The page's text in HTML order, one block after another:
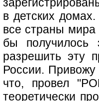
в детских
все страны мира
бы получилось
разрешить эту
России. Привожу
что, провел
теоретически